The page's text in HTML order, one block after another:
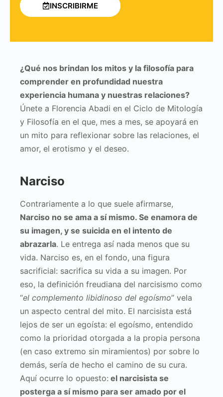
INSCRIBIRME
¿Qué nos brindan los mitos y la filosofía para
comprender en profundidad nuestra
experiencia humana y nuestras relaciones?
Únete a Florencia Abadi en el Ciclo de Mitología
y Filosofía en el que, mes a mes, se apoyará en
un mito para reflexionar sobre las relaciones, el
amor, el erotismo y el deseo.
Narciso
Contrariamente a lo que suele afirmarse,
Narciso no se ama a sí mismo. Se enamora de
su imagen, y se suicida en el intento de
abrazarla. Le entrega así nada menos que su
vida. Narciso es, en el fondo, una figura
sacrificial: sacrifica su vida a su imagen. Por
eso, la definición freudiana del narcisismo como
“el complemento libidinoso del egoísmo” vela
un aspecto central del mito. El narcisista está
lejos de ser un egoísta: el egoísmo, entendido
como la prioridad otorgada a la propia persona
(en caso extremo sin miramientos) por sobre lo
demás, sería de hecho el camino de su cura.
Aquí ocurre lo opuesto: el narcisista se
posterga a sí mismo para ser amado por el